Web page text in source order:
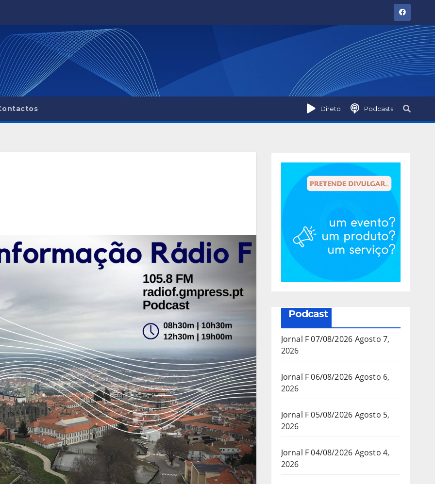
Direto Podcasts
Podcast
Jornal F 07/08/2026 Agosto 7,
2026
Jornal F 06/08/2026 Agosto 6,
2026
Jornal F 05/08/2026 Agosto 5,
2026
Jornal F 04/08/2026 Agosto 4,
2026